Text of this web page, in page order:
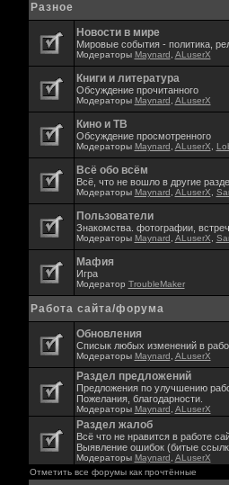
Разное
Новости в мире
Мировые события - политика,
Модераторы Maynard ALuserX
Книги и литература
Обсуждение прочитанного
Модераторы Maynard ALuserX
Кино и ТВ
Обсуждение просмотренного
Модераторы Maynard ALuserX
Всё обо всём
Всё, что не вошло в другие
Модераторы Maynard ALuserX
Пользователи
Знакомства. фотографии,
Модераторы Maynard ALuserX
Мафия
Игра
Модератор TroubleMaker
Работа сайта/форума
Обновления
Списык любых изменений в
Модераторы Maynard ALuserX
Раздел предложений
Предложения по улучшению
Пожелания, благодарности.
Модераторы Maynard ALuserX
Раздел жалоб
Всё что не нравится в работе
Выявление ошибок (битые
Модераторы Maynard ALuserX
Отметить все форумы как прочтённые